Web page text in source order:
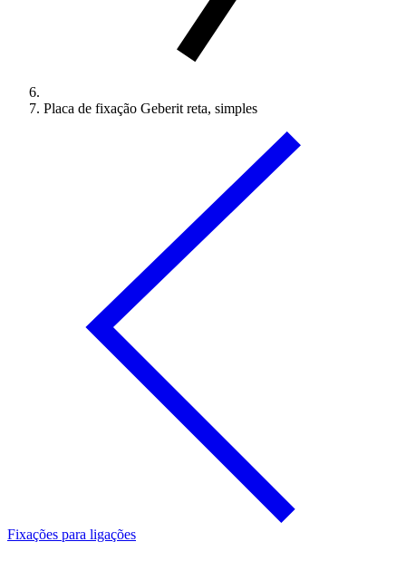
Placa de fixação Geberit reta, simples
Fixações para ligações